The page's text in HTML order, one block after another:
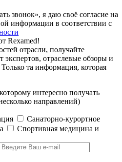
звонок», я даю своё согласие на
информации в соответствии с
Rexamed!
отрасли, получайте
отраслевые обзоры и
та информация, которая
интересно получать
направлений)
Санаторно-курортное
Cпортивная медицина и